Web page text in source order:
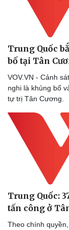
Trung Quốc
bố tại Tân
VOV.VN - Cảnh
nghi là khủng bố
tự trị Tân Cương.
Trung Quốc:
tấn công ở
Theo chính